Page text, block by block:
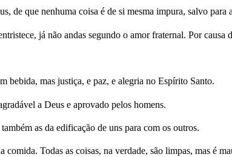
de que nenhuma coisa é de si mesma impura, salvo para
já não andas segundo o amor fraternal. Por
bebida, mas justiça, e paz, e alegria no Espírito Santo.
a Deus e aprovado pelos homens.
as da edificação de uns para com os outros.
comida. Todas as coisas, na verdade, são limpas, mas é